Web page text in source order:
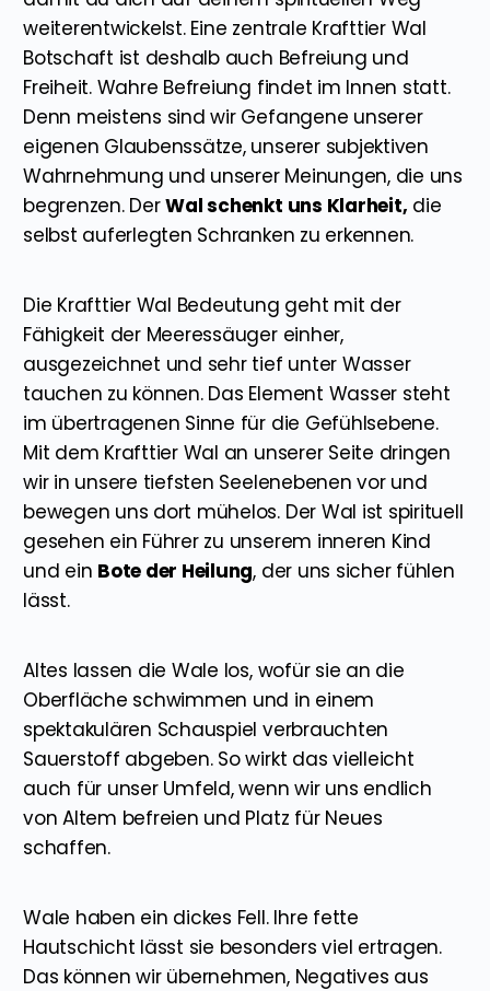
weiterentwickelst. Eine zentrale Krafttier Wal
Botschaft ist deshalb auch Befreiung und
Freiheit. Wahre Befreiung findet im Innen statt.
Denn meistens sind wir Gefangene unserer
eigenen Glaubenssätze, unserer subjektiven
Wahrnehmung und unserer Meinungen, die uns
begrenzen. DerWal schenkt uns Klarheit, die
selbst auferlegten Schranken zu erkennen.
Die Krafttier Wal Bedeutung geht mit der
Fähigkeit der Meeressäuger einher,
ausgezeichnet und sehr tief unter Wasser
tauchen zu können. Das Element Wasser steht
im übertragenen Sinne für die Gefühlsebene.
Mit dem Krafttier Wal an unserer Seite dringen
wir in unsere tiefsten Seelenebenen vor und
bewegen uns dort mühelos. Der Wal ist spirituell
gesehen ein Führer zu unserem inneren Kind
und ein Bote der Heilung, der uns sicher fühlen
lässt.
Altes lassen die Wale los, wofür sie an die
Oberfläche schwimmen und in einem
spektakulären Schauspiel verbrauchten
Sauerstoff abgeben. So wirkt das vielleicht
auch für unser Umfeld, wenn wir uns endlich
von Altem befreien und Platz für Neues
schaffen.
Wale haben ein dickes Fell. Ihre fette
Hautschicht lässt sie besonders viel ertragen.
Das können wir übernehmen, Negatives aus